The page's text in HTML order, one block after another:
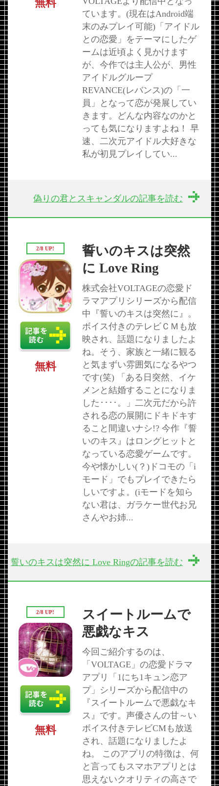
ています。(現在はAndroid端
末のみプレイ可能)「アイドル
との恋愛」をテーマにしたゲ
ームは近頃よく見かけます
が、今作では主人公が、男性
アイドルグループ
REVANCE(レバンス)の「一
員」となって恋が発展してい
きます。どんな内容なのかと
っても気になりますよね！ 早
速、二次元アイドル大好きな
私が初見プレイしてい...
無料
偽りの君とスキャンダルの記事を読む
誓いのキスは突然
に Love Ring
株式会社VOLTAGEの恋愛ド
ラマアプリシリーズから配信
中『誓いのキスは突然に』。
ボイス付きのテレビＣＭも放
映され、話題になりましたよ
ね。そう、家族と一緒に観る
と気まずい雰囲気になるやつ
です(笑) 「ある日突然、イケ
メンと結婚することになりま
した････。」二次元だから許
される恋の展開にドキドキす
ること間違いナシ!? 今作『誓
いのキス』はロングヒットと
なっている恋愛ゲームです。
今や懐かしい(？)ドコモの「i
モード」でもプレイできたら
しいですよ。(iモードを知ら
ない君は、ガラケー世代お兄
さんやお姉...
2/8 UP!
無料
誓いのキスは突然に Love Ringの記事を読む
スイートルームで
悪戯なキス
今回ご紹介するのは、
「VOLTAGE」の恋愛ドラマ
アプリ「1にち1キュン恋ア
プ」シリーズから配信中の
『スイートルームで悪戯なキ
ス』です。声優さんの甘～い
ボイス付きテレビCMも放送
され、話題になりましたよ
ね。 このアプリの特徴は、何
と言ってもスマホアプリとは
思えないクオリティの高さで
2/8 UP!
無料